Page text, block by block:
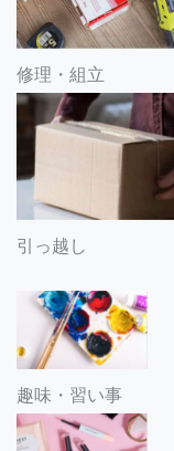
修理・組立
引っ越し
趣味・習い事